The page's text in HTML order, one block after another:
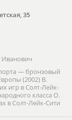
35
Иванович
— бронзовый
(2002) В.
игр в Солт-Лейк-
класса О.
в Солт-Лейк-Сити